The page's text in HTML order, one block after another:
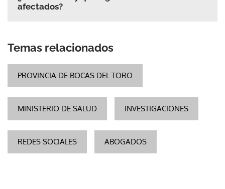
afectados?
Temas relacionados
PROVINCIA DE BOCAS DEL TORO
MINISTERIO DE SALUD INVESTIGACIONES
REDES SOCIALES ABOGADOS